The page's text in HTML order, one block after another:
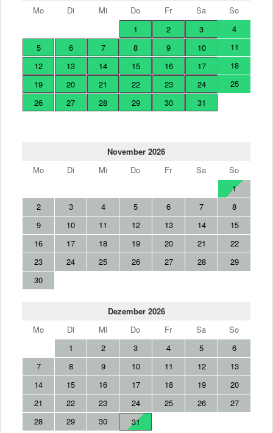
Mo
Di Mi Do Fr Sa
So
1
2 3
4
5
6 7 8 9 10
11
12
13 14 15 16 17
18
19
20 21 22 23 24
25
26
27 28 29 30 31
November 2026
Mo
Di Mi Do Fr Sa
So
1
2
3 4 5 6 7
8
9
10 11 12 13 14
15
16
17 18 19 20 21
22
23
24 25 26 27 28
29
30
Dezember 2026
Mo
Di Mi Do Fr Sa
So
1
2 3 4 5
6
7
8 9 10 11 12
13
14
15 16 17 18 19
20
21
22 23 24 25 26
27
28
29 30 31